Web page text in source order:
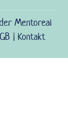
Mentoreal
| Kontakt